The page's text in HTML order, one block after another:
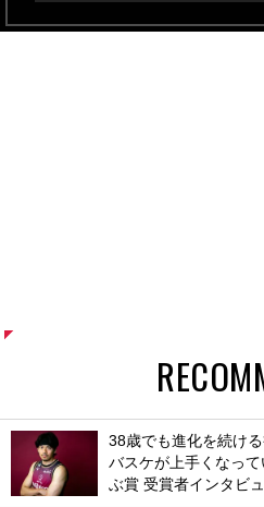
38歳でも進化を続け
バスケが上手くなっ
ぶ賞 受賞者インタビュ